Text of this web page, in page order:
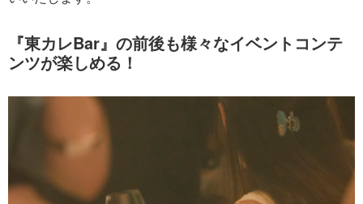
『東カレBar』の前後も様々なイベントコンテ
ンツが楽しめる！